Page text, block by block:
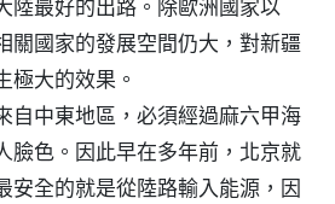
陸最好的出路。除歐洲國家以
關國家的發展空間仍大，對新疆
極大的效果。
自中東地區，必須經過麻六甲海
臉色。因此早在多年前，北京就
安全的就是從陸路輸入能源，因